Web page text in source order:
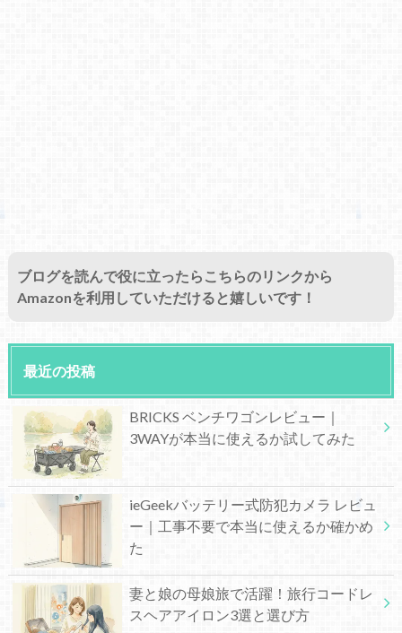
ブログを読んで役に立ったらこちらのリンクから
Amazonを利用していただけると嬉しいです！
最近の投稿
BRICKS ベンチワゴンレビュー｜
3WAYが本当に使えるか試してみた
ieGeekバッテリー式防犯カメラ レビュ
ー｜工事不要で本当に使えるか確かめ
た
妻と娘の母娘旅で活躍！旅行コードレ
スヘアアイロン3選と選び方